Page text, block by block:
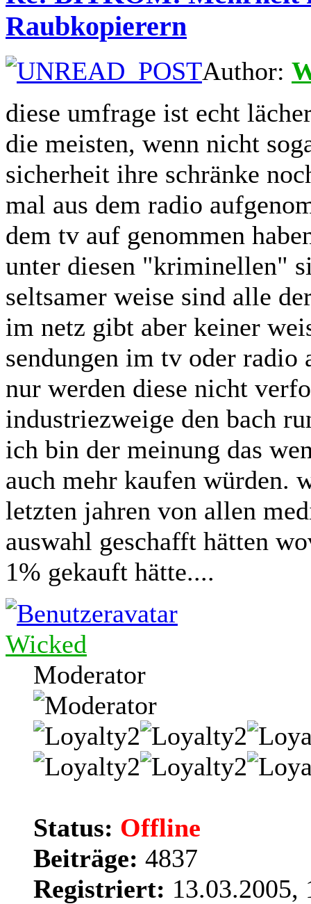
Raubkopierern
Author:
diese umfrage ist echt
die meisten, wenn nicht
sicherheit ihre schränke
mal aus dem radio
dem tv auf genommen
unter diesen "kriminellen"
seltsamer weise sind alle
im netz gibt aber keiner
sendungen im tv oder radio
nur werden diese nicht
industriezweige den bach
ich bin der meinung das
auch mehr kaufen würden.
letzten jahren von allen
auswahl geschafft hätten
1% gekauft hätte....
Wicked
Moderator
Status: Offline
Beiträge: 4837
Registriert: 13.03.2005,